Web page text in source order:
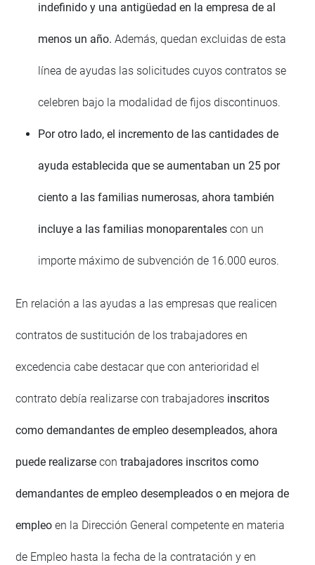
indefinido y una antigüedad en la empresa de al
menos un año.Además, quedan excluidas de esta
línea de ayudas las solicitudes cuyos contratos se
celebren bajo la modalidad de fijos discontinuos.
Por otro lado, el incremento de las cantidades de
ayuda establecida que se aumentaban un 25 por
ciento a las familias numerosas, ahora también
incluye a las familias monoparentalescon un
importe máximo de subvención de 16.000 euros.
En relación a las ayudas a las empresas que realicen
contratos de sustitución de los trabajadores en
excedencia cabe destacar que con anterioridad el
contrato debía realizarse con trabajadores inscritos
como demandantes de empleo desempleados, ahora
puede realizarsecontrabajadores inscritos como
demandantes de empleo desempleados o en mejora de
empleo en la Dirección General competente en materia
de Empleo hasta la fecha de la contratación y en